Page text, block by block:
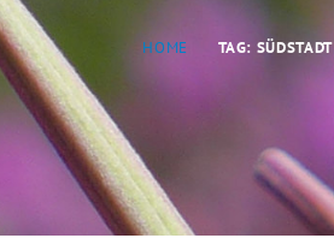
HOME TAG: SÜDSTADT